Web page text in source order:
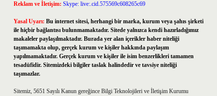
Reklam ve İletişim: Skype: live:.cid.575569c608265c69
Yasal Uyarı: Bu internet sitesi, herhangi bir marka, kurum veya şahıs şirketi
ile hiçbir bağlantısı bulunmamaktadır. Sitede yalnızca kendi hazırladığımız
makaleler paylaşılmaktadır. Burada yer alan içerikler haber niteliği
taşımamakta olup, gerçek kurum ve kişiler hakkında paylaşım
yapılmamaktadır. Gerçek kurum ve kişiler ile isim benzerlikleri tamamen
tesadüfidir. Sitemizdeki bilgiler taslak halindedir ve tavsiye niteliği
taşımazlar.
Sitemiz, 5651 Sayılı Kanun gereğince Bilgi Teknolojileri ve İletişim Kurumu